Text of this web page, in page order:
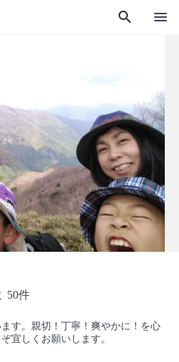
search menu
50件
す。親切！丁寧！爽やかに！を心
宜しくお願いします。